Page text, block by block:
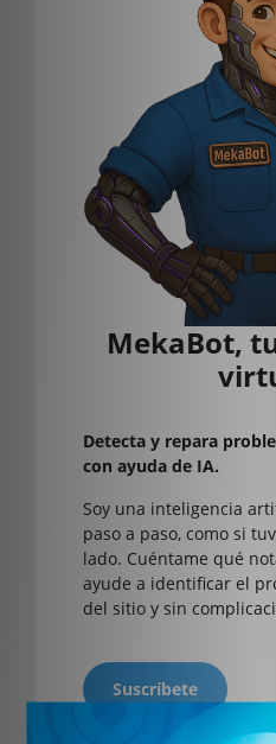
MekaBot,
Detecta y repara
con ayuda de IA.
Soy una inteligencia
paso a paso, como si
lado. Cuéntame qué
ayude a identificar el
del sitio y sin
Suscríbete